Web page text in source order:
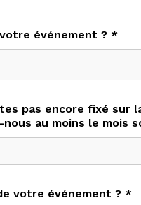
événement ? *
pas encore fixé sur
nous au moins le mois
votre événement ? *